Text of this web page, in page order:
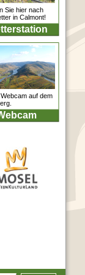
Sie hier nach
in Calmont!
auf dem